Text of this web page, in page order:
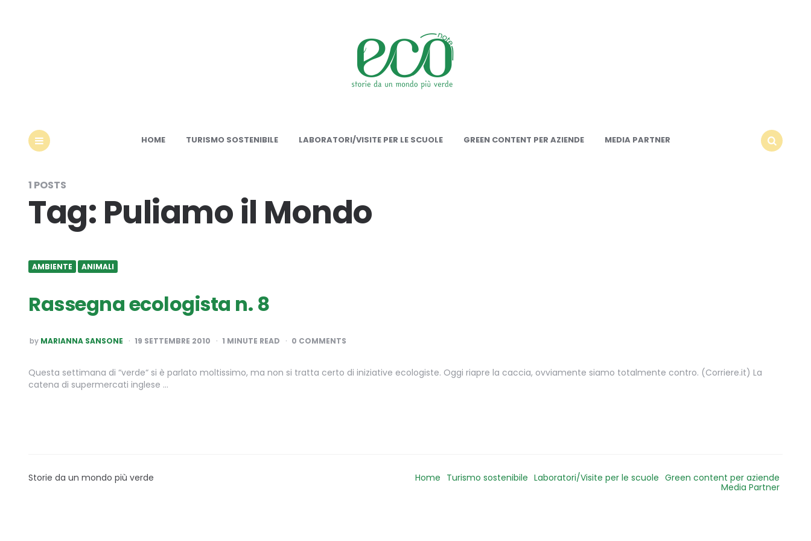
HOME TURISMO SOSTENIBILE LABORATORI/VISITE PER LE SCUOLE GREEN CONTENT PER AZIENDE
MEDIA PARTNER
1 POSTS
Tag: Puliamo il Mondo
AMBIENTE ANIMALI
Rassegna ecologista n. 8
POSTED
BY
by MARIANNA SANSONE 19 SETTEMBRE 2010 1 MINUTE READ 0 COMMENTS
Questa settimana di “verde“ si è parlato moltissimo, ma non si tratta certo di iniziative ecologiste. Oggi riapre la caccia, ovviamente siamo totalmente contro. (Corriere.it) La
catena di supermercati inglese …
Storie da un mondo più verde Home Turismo sostenibile Laboratori/Visite per le scuole Green content per aziende
Media Partner